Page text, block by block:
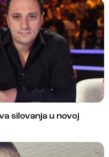
silovanja u novoj